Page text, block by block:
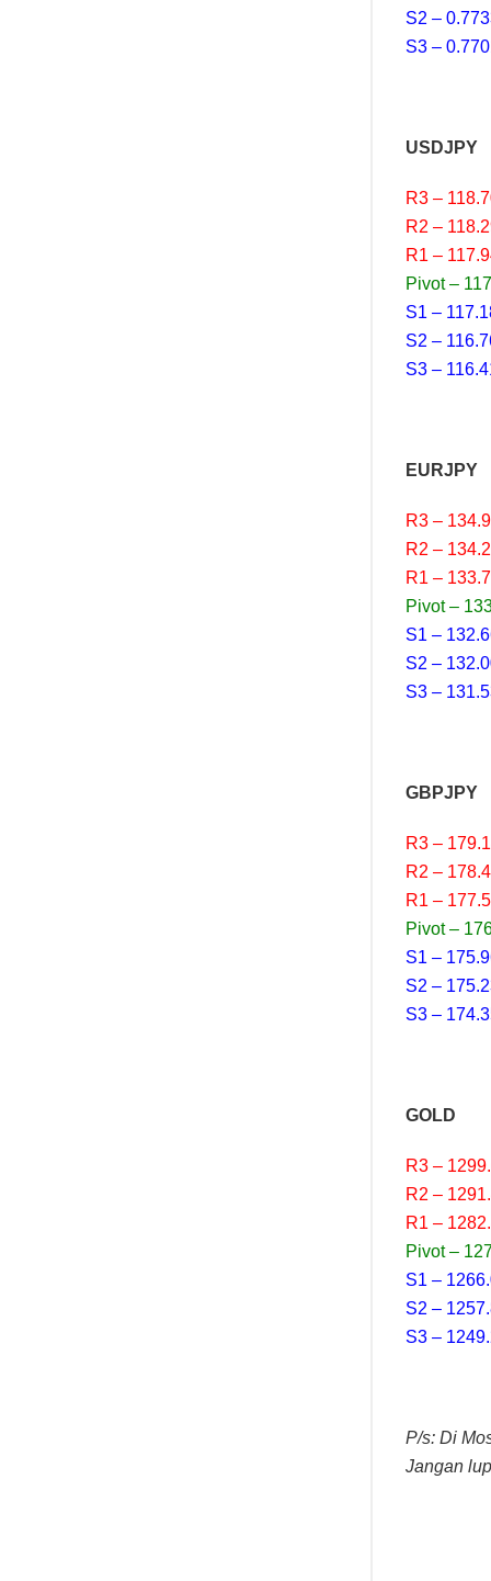
S2 –
S3 –
USDJPY
R3 –
R2 –
R1 –
Pivot –
S1 –
S2 –
S3 –
EURJPY
R3 –
R2 –
R1 –
Pivot –
S1 –
S2 –
S3 –
GBPJPY
R3 –
R2 –
R1 –
Pivot –
S1 –
S2 –
S3 –
GOLD
R3 –
R2 –
R1 –
Pivot –
S1 –
S2 –
S3 –
P/s: Di
Jangan